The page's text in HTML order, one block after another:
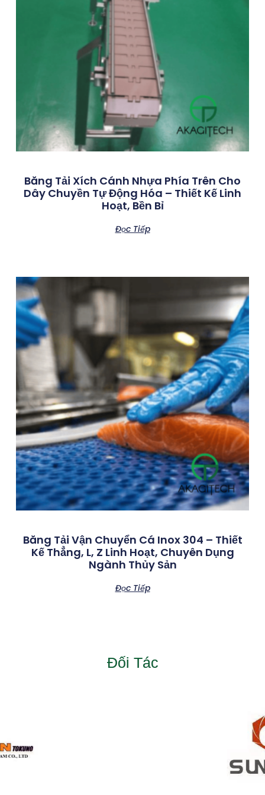
Băng Tải Xích Cánh Nhựa Phía Trên Cho
Dây Chuyền Tự Động Hóa – Thiết Kế Linh
Hoạt, Bền Bỉ
Đọc Tiếp
Băng Tải Vận Chuyển Cá Inox 304 – Thiết
Kế Thẳng, L, Z Linh Hoạt, Chuyên Dụng
Ngành Thủy Sản
Đọc Tiếp
Đối Tác